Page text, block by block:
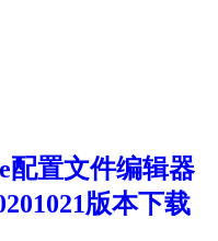
配置文件编辑器
版本下载